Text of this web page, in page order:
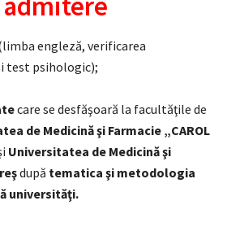
engleză, verificarea
test psihologic);
care se desfăşoară la facultăţile de
de Medicină şi Farmacie „CAROL
Universitatea de Medicină şi
după tematica şi metodologia
universităţi.